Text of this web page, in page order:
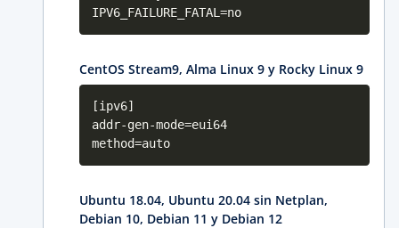
IPV6_FAILURE_FATAL=no
CentOS Stream9, Alma Linux 9 y Rocky Linux 9
[ipv6]
addr-gen-mode=eui64
method=auto
Ubuntu 18.04, Ubuntu 20.04 sin Netplan,
Debian 10, Debian 11 y Debian 12